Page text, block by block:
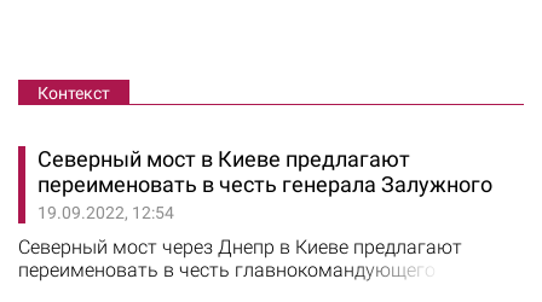
Контекст
Северный мост в Киеве предлагают
переименовать в честь генерала Залужного
19.09.2022, 12:54
Северный мост через Днепр в Киеве предлагают
переименовать в честь главнокомандующего